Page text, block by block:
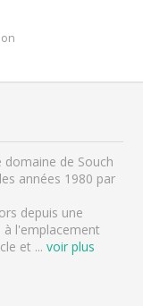
de Souch
années 1980 par
depuis une
l'emplacement
et ... voir plus